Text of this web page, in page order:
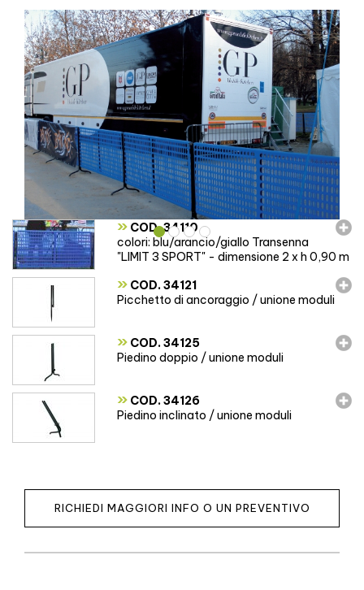
» COD. 34110
colori: blu/arancio/giallo Transenna
"LIMIT 3 SPORT" - dimensione 2 x h 0,90 m
» COD. 34121
Picchetto di ancoraggio / unione moduli
» COD. 34125
Piedino doppio / unione moduli
» COD. 34126
Piedino inclinato / unione moduli
RICHIEDI MAGGIORI INFO O UN PREVENTIVO